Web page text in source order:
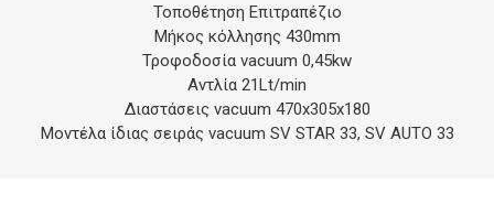
Τοποθέτηση Επιτραπέζιο
Μήκος κόλλησης 430mm
Τροφοδοσία vacuum 0,45kw
Αντλία 21Lt/min
Διαστάσεις vacuum 470x305x180
Μοντέλα ίδιας σειράς vacuum SV STAR 33, SV AUTO 33